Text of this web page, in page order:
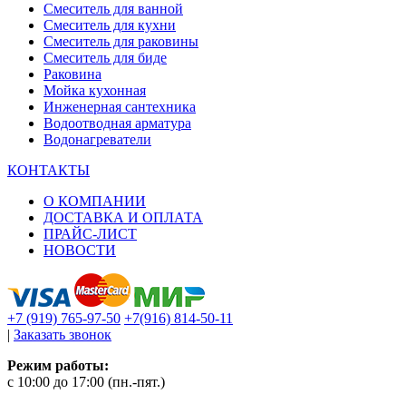
Смеситель для ванной
Смеситель для кухни
Смеситель для раковины
Смеситель для биде
Раковина
Мойка кухонная
Инженерная сантехника
Водоотводная арматура
Водонагреватели
КОНТАКТЫ
О КОМПАНИИ
ДОСТАВКА И ОПЛАТА
ПРАЙС-ЛИСТ
НОВОСТИ
+7 (919) 765-97-50 +7(916) 814-50-11
| Заказать звонок
Режим работы:
c 10:00 до 17:00 (пн.-пят.)